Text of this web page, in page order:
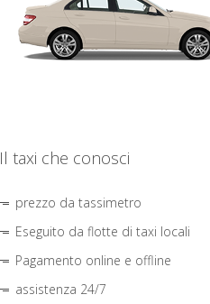
Il taxi che conosci
prezzo da tassimetro
Eseguito da flotte di taxi locali
Pagamento online e offline
assistenza 24/7